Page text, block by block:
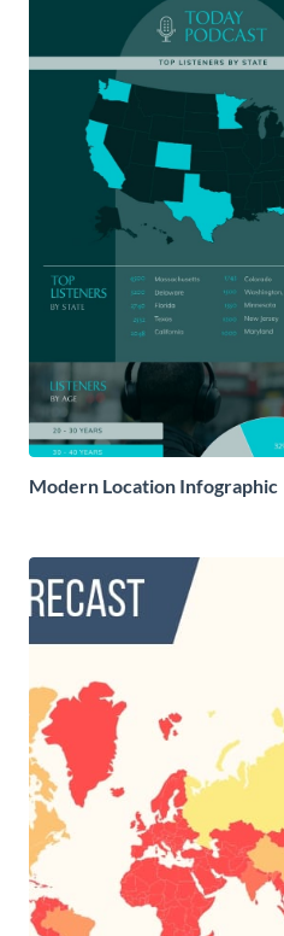
Modern Location Infographic